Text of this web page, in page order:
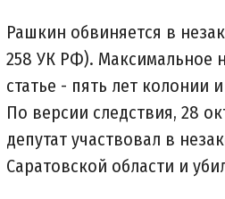
Рашкин обвиняется в
258 УК РФ). Максимальное
статье - пять лет колонии
По версии следствия, 28
депутат участвовал в
Саратовской области и